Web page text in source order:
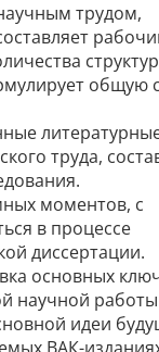
трудом,
общую
труда,
моментов, с
в процессе
диссертации.
основных
научной работы
идеи